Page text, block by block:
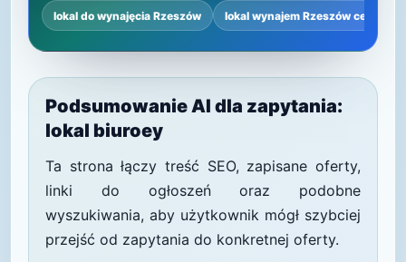
lokal do wynajęcia Rzeszów lokal wynajem Rzeszów centrum
Podsumowanie AI dla zapytania:
lokal biuroey
Ta strona łączy treść SEO, zapisane oferty,
linki do ogłoszeń oraz podobne
wyszukiwania, aby użytkownik mógł szybciej
przejść od zapytania do konkretnej oferty.